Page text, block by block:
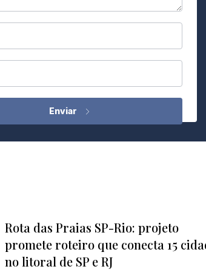
Rota das Praias SP-Rio: projeto
promete roteiro que conecta 15
no litoral de SP e RJ